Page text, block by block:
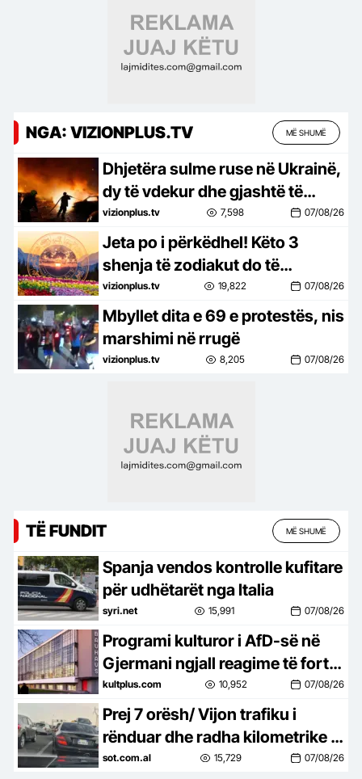
NGA: VIZIONPLUS.TV MË SHUMË
Dhjetëra sulme ruse në Ukrainë,
dy të vdekur dhe gjashtë të
plagosur
vizionplus.tv 7,598 07/08/26
Jeta po i përkëdhel! Këto 3
shenja të zodiakut do të
përjetojnë ditë të bukura deri në
fund të vitit 2026
vizionplus.tv 19,822 07/08/26
Mbyllet dita e 69 e protestës, nis
marshimi në rrugë
vizionplus.tv 8,205 07/08/26
TË FUNDIT MË SHUMË
Spanja vendos kontrolle kufitare
për udhëtarët nga Italia
syri.net 15,991 07/08/26
Programi kulturor i AfD-së në
Gjermani ngjall reagime të forta
në botën e artit
kultplus.com 10,952 07/08/26
Prej 7 orësh/ Vijon trafiku i
rënduar dhe radha kilometrike e
automjeteve në aksin Tiranë-
sot.com.al 15,729 07/08/26